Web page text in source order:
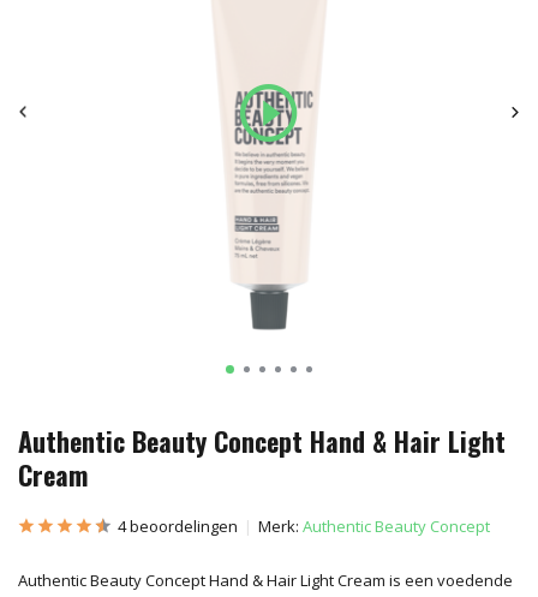
Authentic Beauty Concept Hand & Hair Light
Cream
4 beoordelingen Merk: Authentic Beauty Concept
Authentic Beauty Concept Hand & Hair Light Cream is een voedende